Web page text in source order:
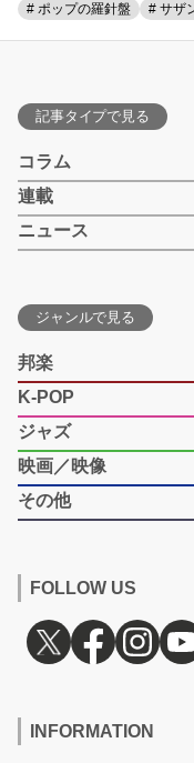
# ポップの羅針盤 # サザ
記事タイプで見る
コラム
連載
ニュース
ジャンルで見る
邦楽
K-POP
ジャズ
映画／映像
その他
FOLLOW US
INFORMATION